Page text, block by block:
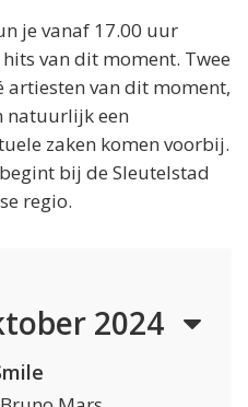
je vanaf 17.00 uur
van dit moment. Twee
van dit moment,
natuurlijk een
zaken komen voorbij.
bij de Sleutelstad
regio.
2024